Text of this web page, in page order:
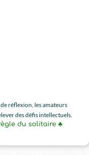
réflexion, les amateurs
des défis intellectuels.
du solitaire ♣